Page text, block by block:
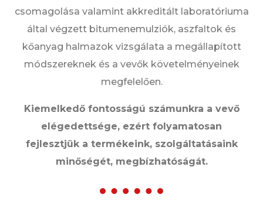
csomagolása valamint akkreditált laboratóriuma
által végzett bitumenemulziók, aszfaltok és
kőanyag halmazok vizsgálata a megállapított
módszereknek és a vevők követelményeinek
megfelelően.
Kiemelkedő fontosságú számunkra a vevő
elégedettsége, ezért folyamatosan
fejlesztjük a termékeink, szolgáltatásaink
minőségét, megbízhatóságát.